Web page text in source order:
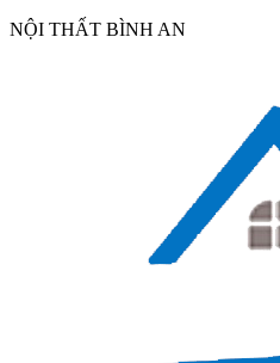
NỘI THẤT BÌNH AN